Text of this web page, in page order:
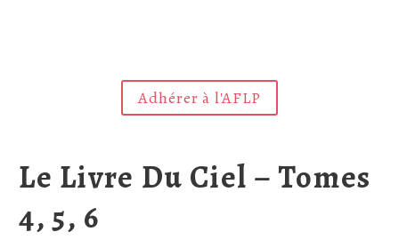
Adhérer à l'AFLP
Le Livre Du Ciel – Tomes
4, 5, 6